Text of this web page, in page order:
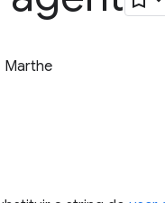
Marthe